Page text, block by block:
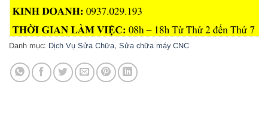
Danh mục: Dịch Vụ Sửa Chữa, Sửa chữa máy CNC